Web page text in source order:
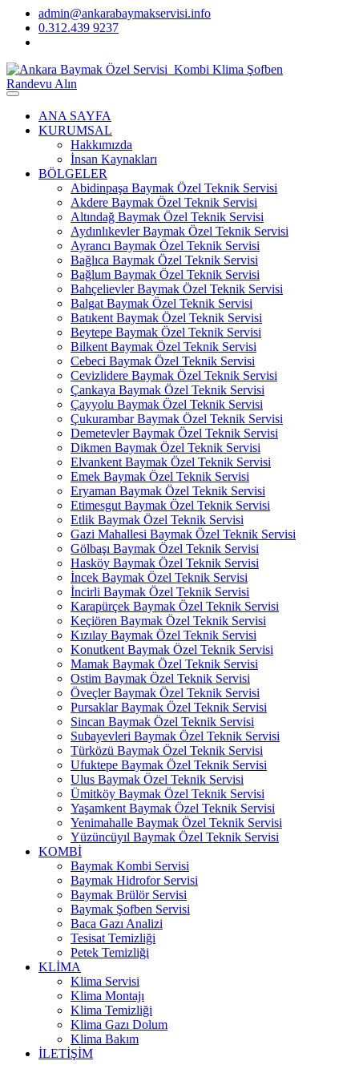
admin@ankarabaymakservisi.info
0.312.439 9237
Randevu Alın
ANA SAYFA
KURUMSAL
Hakkımızda
İnsan Kaynakları
BÖLGELER
Abidinpaşa Baymak Özel Teknik Servisi
Akdere Baymak Özel Teknik Servisi
Altındağ Baymak Özel Teknik Servisi
Aydınlıkevler Baymak Özel Teknik Servisi
Ayrancı Baymak Özel Teknik Servisi
Bağlıca Baymak Özel Teknik Servisi
Bağlum Baymak Özel Teknik Servisi
Bahçelievler Baymak Özel Teknik Servisi
Balgat Baymak Özel Teknik Servisi
Batıkent Baymak Özel Teknik Servisi
Beytepe Baymak Özel Teknik Servisi
Bilkent Baymak Özel Teknik Servisi
Cebeci Baymak Özel Teknik Servisi
Cevizlidere Baymak Özel Teknik Servisi
Çankaya Baymak Özel Teknik Servisi
Çayyolu Baymak Özel Teknik Servisi
Çukurambar Baymak Özel Teknik Servisi
Demetevler Baymak Özel Teknik Servisi
Dikmen Baymak Özel Teknik Servisi
Elvankent Baymak Özel Teknik Servisi
Emek Baymak Özel Teknik Servisi
Eryaman Baymak Özel Teknik Servisi
Etimesgut Baymak Özel Teknik Servisi
Etlik Baymak Özel Teknik Servisi
Gazi Mahallesi Baymak Özel Teknik Servisi
Gölbaşı Baymak Özel Teknik Servisi
Hasköy Baymak Özel Teknik Servisi
İncek Baymak Özel Teknik Servisi
İncirli Baymak Özel Teknik Servisi
Karapürçek Baymak Özel Teknik Servisi
Keçiören Baymak Özel Teknik Servisi
Kızılay Baymak Özel Teknik Servisi
Konutkent Baymak Özel Teknik Servisi
Mamak Baymak Özel Teknik Servisi
Ostim Baymak Özel Teknik Servisi
Öveçler Baymak Özel Teknik Servisi
Pursaklar Baymak Özel Teknik Servisi
Sincan Baymak Özel Teknik Servisi
Subayevleri Baymak Özel Teknik Servisi
Türközü Baymak Özel Teknik Servisi
Ufuktepe Baymak Özel Teknik Servisi
Ulus Baymak Özel Teknik Servisi
Ümitköy Baymak Özel Teknik Servisi
Yaşamkent Baymak Özel Teknik Servisi
Yenimahalle Baymak Özel Teknik Servisi
Yüzüncüyıl Baymak Özel Teknik Servisi
KOMBİ
Baymak Kombi Servisi
Baymak Hidrofor Servisi
Baymak Brülör Servisi
Baymak Şofben Servisi
Baca Gazı Analizi
Tesisat Temizliği
Petek Temizliği
KLİMA
Klima Servisi
Klima Montajı
Klima Temizliği
Klima Gazı Dolum
Klima Bakım
İLETİŞİM